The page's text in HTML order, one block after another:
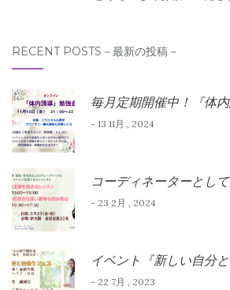
RECENT POSTS－最新の投稿－
毎月定期開催中！『体
- 13 11月 , 2024
コーディネーターとし
- 23 2月 , 2024
イベント『新しい自分
- 22 7月 , 2023